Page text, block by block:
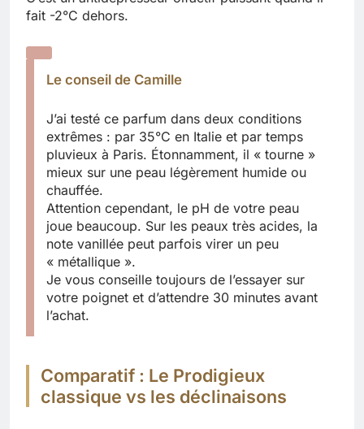
fait -2°C dehors.
Le conseil de Camille
J’ai testé ce parfum dans deux conditions
extrêmes : par 35°C en Italie et par temps
pluvieux à Paris. Étonnamment, il « tourne »
mieux sur une peau légèrement humide ou
chauffée.
Attention cependant, le pH de votre peau
joue beaucoup. Sur les peaux très acides, la
note vanillée peut parfois virer un peu
« métallique ».
Je vous conseille toujours de l’essayer sur
votre poignet et d’attendre 30 minutes avant
l’achat.
Comparatif : Le Prodigieux
classique vs les déclinaisons